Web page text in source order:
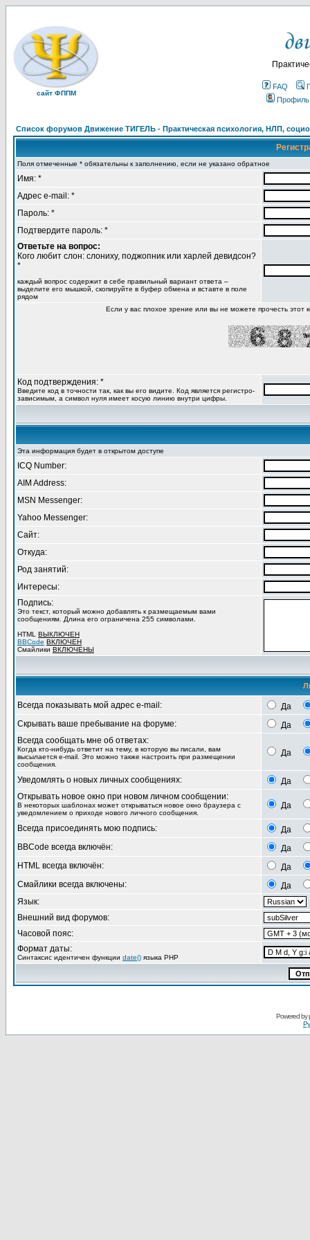
сайт ФППМ
FAQ
Профиль
Список форумов Движение ТИГЕЛЬ - Практическая психология, НЛП,
Поля отмеченные * обязательны к заполнению, если не указано обратное
Имя: *
Адрес e-mail: *
Пароль: *
Подтвердите пароль: *
Ответьте на вопрос:
Кого любит слон: слониху, поджопник или харлей девидсон?
*
каждый вопрос содержит в себе правильный вариант ответа –
выделите его мышкой, скопируйте в буфер обмена и вставте в поле
рядом
Если у вас плохое зрение или вы не можете прочесть этот
Код подтверждения: *
Введите код в точности так, как вы его видите. Код является регистро-
зависимым, а символ нуля имеет косую линию внутри цифры.
Эта информация будет в открытом доступе
ICQ Number:
AIM Address:
MSN Messenger:
Yahoo Messenger:
Сайт:
Откуда:
Род занятий:
Интересы:
Подпись:
Это текст, который можно добавлять к размещаемым вами
сообщениям. Длина его ограничена 255 символами.
HTML ВЫКЛЮЧЕН
BBCode ВКЛЮЧЕН
Смайлики ВКЛЮЧЕНЫ
Всегда показывать мой адрес e-mail:
Да
Скрывать ваше пребывание на форуме:
Да
Всегда сообщать мне об ответах:
Когда кто-нибудь ответит на тему, в которую вы писали, вам
высылается e-mail. Это можно также настроить при размещении
сообщения.
Да
Уведомлять о новых личных сообщениях:
Да
Открывать новое окно при новом личном сообщении:
В некоторых шаблонах может открываться новое окно браузера с
уведомлением о приходе нового личного сообщения.
Да
Всегда присоединять мою подпись:
Да
BBCode всегда включён:
Да
HTML всегда включён:
Да
Смайлики всегда включены:
Да
Язык:
Внешний вид форумов:
Часовой пояс:
Формат даты:
Синтаксис идентичен функции date() языка PHP
Powered by